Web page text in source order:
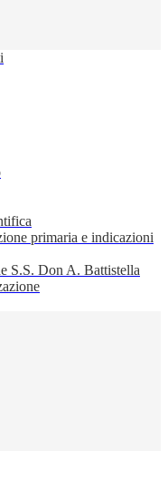
primaria e indicazioni
S.S. Don A. Battistella